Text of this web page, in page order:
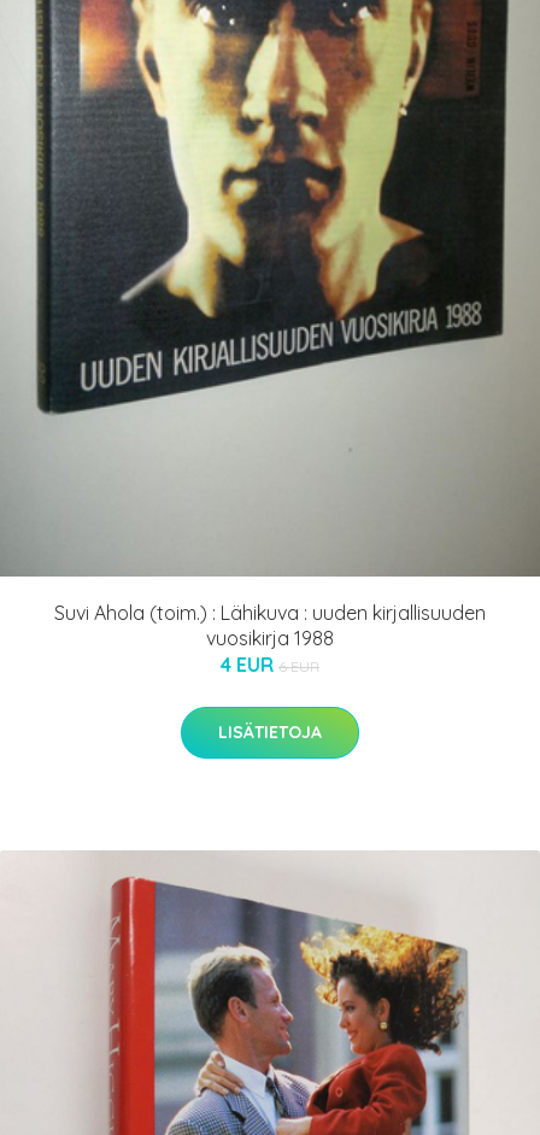
Suvi Ahola (toim.) : Lähikuva : uuden kirjallisuuden
vuosikirja 1988
4 EUR 6 EUR
LISÄTIETOJA